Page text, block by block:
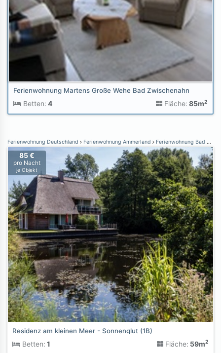
Ferienwohnung Martens Große Wehe Bad Zwischenahn
Betten: 4 Fläche: 85m2
Ferienwohnung Deutschland Ferienwohnung Ammerland Ferienwohnung Bad Zwischenahn
85 €
pro Nacht
je Objekt
Residenz am kleinen Meer - Sonnenglut (1B)
Betten: 1 Fläche: 59m2